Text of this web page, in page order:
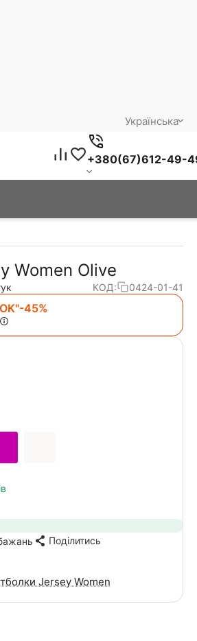
Українська
+380(67)612-49-
Women Olive
КОД: 0424-01-41
45%
Поділитись
Jersey Women